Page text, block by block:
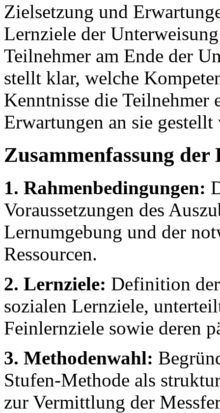
Zielsetzung und
Lernziele der
Teilnehmer am Ende der
stellt klar, welche
Kenntnisse die Teilnehmer
Erwartungen an sie gestellt
Zusammenfassung der
1. Rahmenbedingungen:
Voraussetzungen des
Lernumgebung und der
Ressourcen.
2. Lernziele: Definition
sozialen Lernziele,
Feinlernziele sowie deren
3. Methodenwahl:
Stufen-Methode als
zur Vermittlung der